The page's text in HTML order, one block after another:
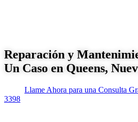
Reparación y
Un Caso en Queens,
Llame Ahora para una Consulta
3398